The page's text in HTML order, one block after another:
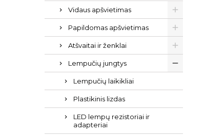
Vidaus apšvietimas
Papildomas apšvietimas
Atšvaitai ir ženklai
Lempučių jungtys
Lempučių laikikliai
Plastikinis lizdas
LED lempų rezistoriai ir
adapteriai